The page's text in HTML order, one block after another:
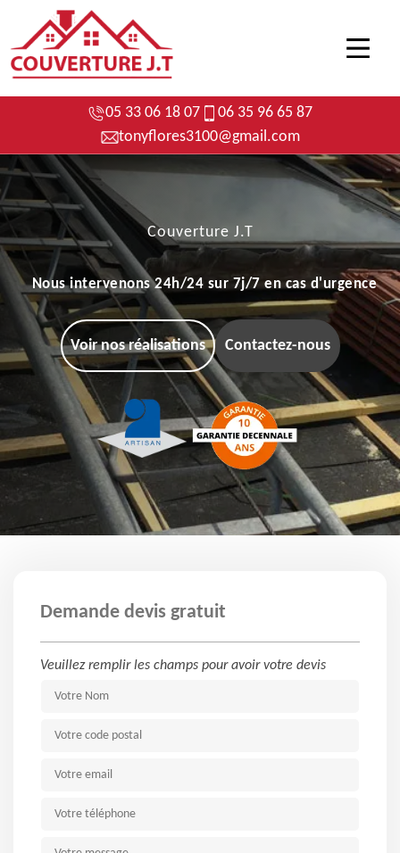
05 33 06 18 07
06 35 96 65 87
tonyflores3100@gmail.com
Couverture J.T
Nous intervenons 24h/24 sur 7j/7 en cas d'urgence
Voir nos réalisations Contactez-nous
Demande devis gratuit
Veuillez remplir les champs pour avoir votre devis